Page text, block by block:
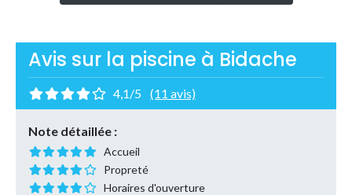
Avis sur la piscine à Bidache
4,1/5 (11 avis)
Note détaillée :
Accueil
Propreté
Horaires d'ouverture